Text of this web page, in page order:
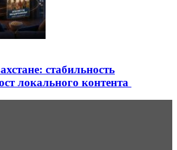
стабильность
локального контента